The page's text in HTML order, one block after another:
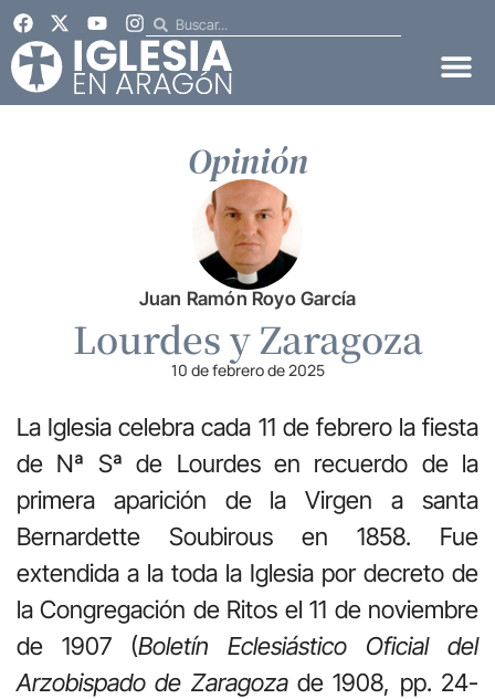
Opinión
Juan Ramón Royo García
Lourdes y Zaragoza
10 de febrero de 2025
La Iglesia celebra cada 11 de febrero la fiesta
de Nª Sª de Lourdes en recuerdo de la
primera aparición de la Virgen a santa
Bernardette Soubirous en 1858. Fue
extendida a la toda la Iglesia por decreto de
la Congregación de Ritos el 11 de noviembre
de 1907 (Boletín Eclesiástico Oficial del
Arzobispado de Zaragozade 1908, pp. 24-